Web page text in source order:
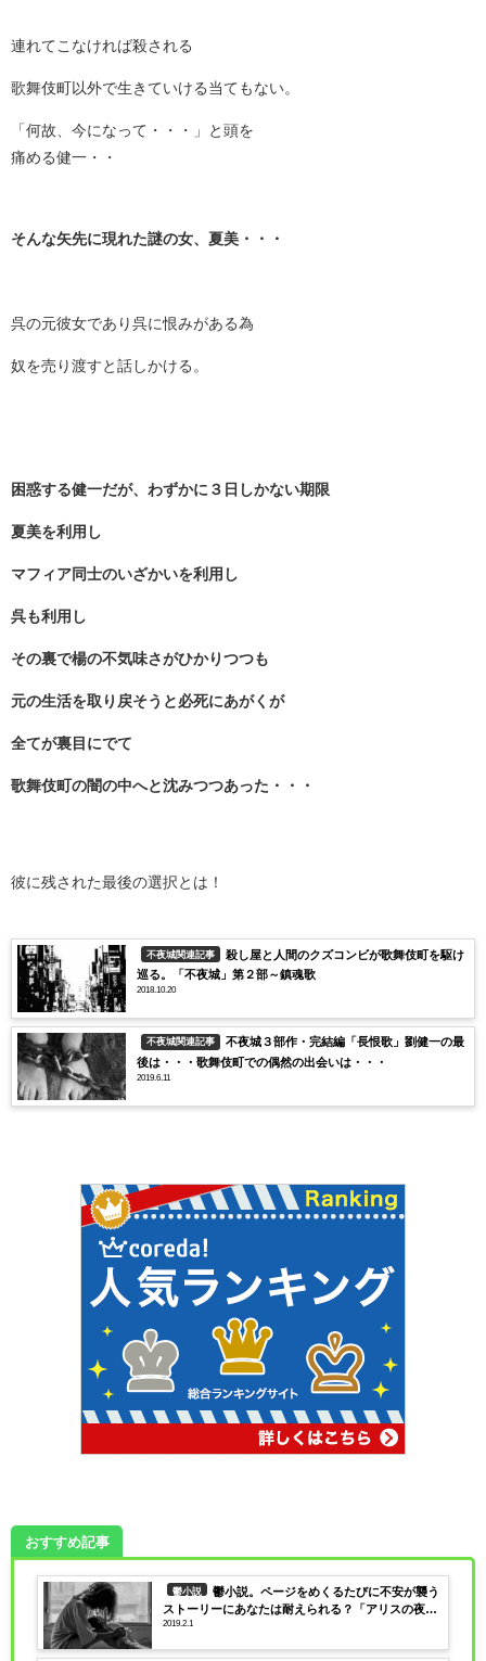
連れてこなければ殺される
歌舞伎町以外で生きていける当てもない。
「何故、今になって・・・」と頭を
痛める健一・・
そんな矢先に現れた謎の女、夏美・・・
呉の元彼女であり呉に恨みがある為
奴を売り渡すと話しかける。
困惑する健一だが、わずかに３日しかない期限
夏美を利用し
マフィア同士のいざかいを利用し
呉も利用し
その裏で楊の不気味さがひかりつつも
元の生活を取り戻そうと必死にあがくが
全てが裏目にでて
歌舞伎町の闇の中へと沈みつつあった・・・
彼に残された最後の選択とは！
不夜城関連記事
殺し屋と人間のクズコンビが歌舞伎町を駆け
巡る。「不夜城」第２部～鎮魂歌
2018.10.20
不夜城関連記事
不夜城３部作・完結編「長恨歌」劉健一の最
後は・・・歌舞伎町での偶然の出会いは・・・
2019.6.11
おすすめ記事
鬱小説
鬱小説。ページをめくるたびに不安が襲う
ストーリーにあなたは耐えられる？「アリスの夜」
三上洸
2019.2.1